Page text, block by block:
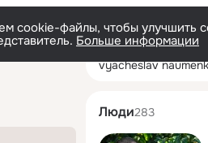
cookie-файлы, чтобы улучшить
Больше информации
vyacheslav
Люди283